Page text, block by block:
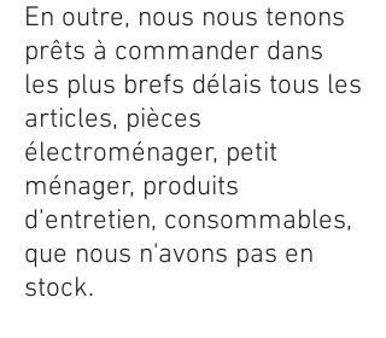
En outre, nous nous tenons
prêts à commander dans
les plus brefs délais tous les
articles, pièces
électroménager, petit
ménager, produits
d’entretien, consommables,
que nous n'avons pas en
stock.